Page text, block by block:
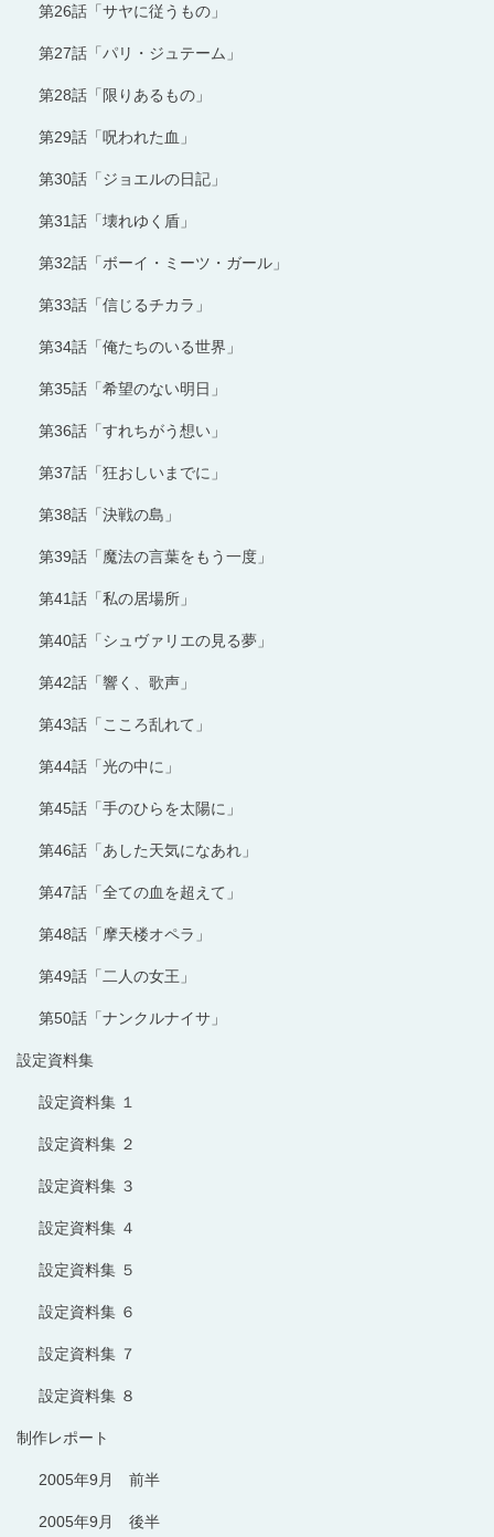
第26話「サヤに従うもの」
第27話「パリ・ジュテーム」
第28話「限りあるもの」
第29話「呪われた血」
第30話「ジョエルの日記」
第31話「壊れゆく盾」
第32話「ボーイ・ミーツ・ガール」
第33話「信じるチカラ」
第34話「俺たちのいる世界」
第35話「希望のない明日」
第36話「すれちがう想い」
第37話「狂おしいまでに」
第38話「決戦の島」
第39話「魔法の言葉をもう一度」
第41話「私の居場所」
第40話「シュヴァリエの見る夢」
第42話「響く、歌声」
第43話「こころ乱れて」
第44話「光の中に」
第45話「手のひらを太陽に」
第46話「あした天気になあれ」
第47話「全ての血を超えて」
第48話「摩天楼オペラ」
第49話「二人の女王」
第50話「ナンクルナイサ」
設定資料集
設定資料集 １
設定資料集 ２
設定資料集 ３
設定資料集 ４
設定資料集 ５
設定資料集 ６
設定資料集 ７
設定資料集 ８
制作レポート
2005年9月 前半
2005年9月 後半